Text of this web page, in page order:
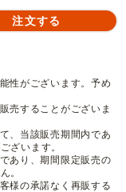
性がございます。予め
売することがございま
、当該販売期間内であ
ざいます。
あり、期間限定販売の
。
様の承諾なく再販する